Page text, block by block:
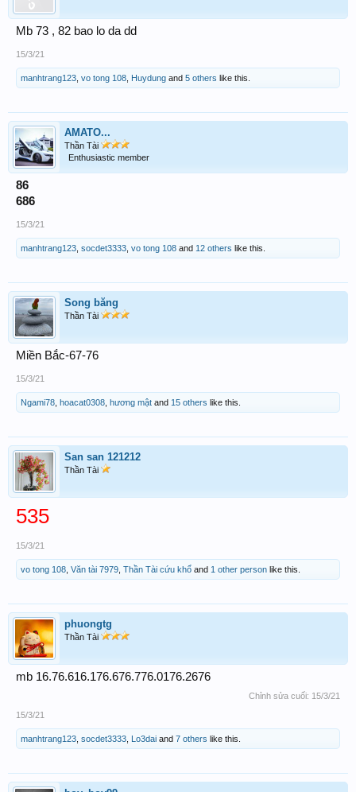
Mb 73 , 82 bao lo da dd
15/3/21
manhtrang123 vo tong 108 Huydung and 5 others like this.
AMATO...
Thần Tài
Enthusiastic member
86
686
15/3/21
manhtrang123 socdet3333 vo tong 108 and 12 others like this.
Song băng
Thần Tài
Miền Bắc-67-76
15/3/21
Ngami78 hoacat0308 hương mật and 15 others like this.
San san 121212
Thần Tài
535
15/3/21
vo tong 108 Văn tài 7979 Thần Tài cứu khổ and 1 other person like this.
phuongtg
Thần Tài
mb 16.76.616.176.676.776.0176.2676
Chỉnh sửa cuối: 15/3/21
15/3/21
manhtrang123 socdet3333 Lo3dai and 7 others like this.